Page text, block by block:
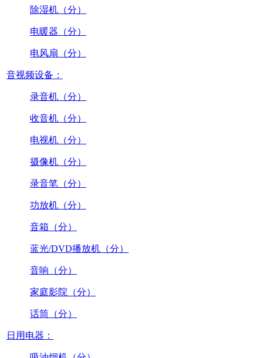
除湿机（分）
电暖器（分）
电风扇（分）
音视频设备：
录音机（分）
收音机（分）
电视机（分）
摄像机（分）
录音笔（分）
功放机（分）
音箱（分）
蓝光/DVD播放机（分）
音响（分）
家庭影院（分）
话筒（分）
日用电器：